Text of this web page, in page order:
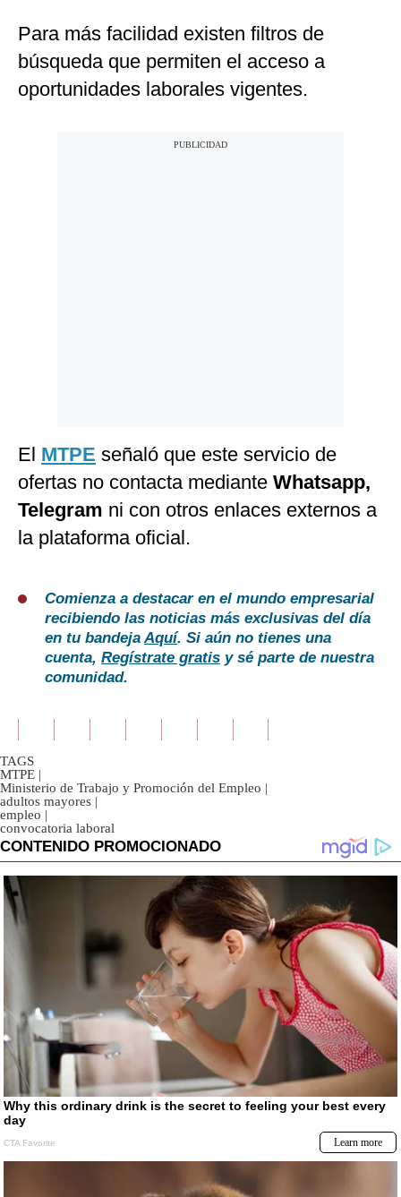
Para más facilidad existen filtros de
búsqueda que permiten el acceso a
oportunidades laborales vigentes.
El MTPE señaló que este servicio de
ofertas no contacta mediante Whatsapp,
Telegram ni con otros enlaces externos a
la plataforma oficial.
Comienza a destacar en el mundo empresarial
recibiendo las noticias más exclusivas del día
en tu bandejaAquí. Si aún no tienes una
cuenta, Regístrate gratis y sé parte de nuestra
comunidad.
TAGS
MTPE |
Ministerio de Trabajo y Promoción del Empleo |
adultos mayores |
empleo |
convocatoria laboral